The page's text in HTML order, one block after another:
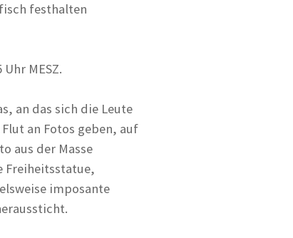
festhalten
MESZ.
an das sich die Leute
an Fotos geben, auf
aus der Masse
Freiheitsstatue,
imposante